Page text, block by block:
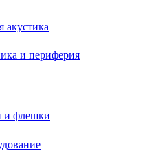
акустика
и периферия
и флешки